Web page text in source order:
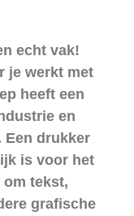
echt vak!
je werkt met
heeft een
en
Een drukker
is voor het
tekst,
grafische